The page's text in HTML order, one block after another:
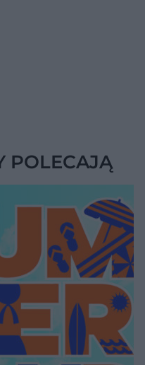
POLECAJĄ